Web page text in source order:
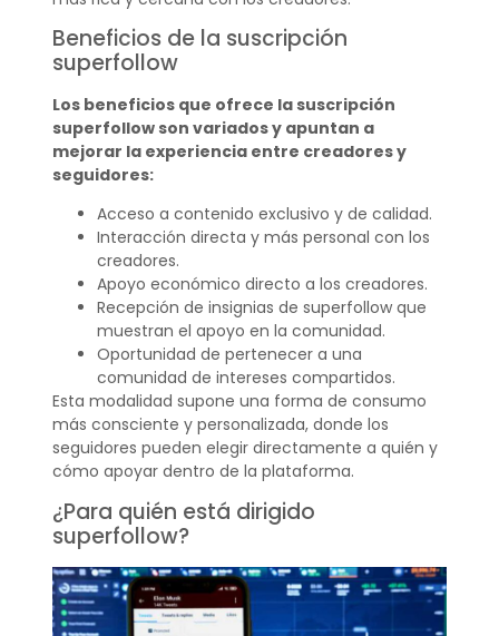
Beneficios de la suscripción
superfollow
Los beneficios que ofrece la suscripción
superfollow son variados y apuntan a
mejorar la experiencia entre creadores y
seguidores:
Acceso a contenido exclusivo y de calidad.
Interacción directa y más personal con los
creadores.
Apoyo económico directo a los creadores.
Recepción de insignias de superfollow que
muestran el apoyo en la comunidad.
Oportunidad de pertenecer a una
comunidad de intereses compartidos.
Esta modalidad supone una forma de consumo
más consciente y personalizada, donde los
seguidores pueden elegir directamente a quién y
cómo apoyar dentro de la plataforma.
¿Para quién está dirigido
superfollow?